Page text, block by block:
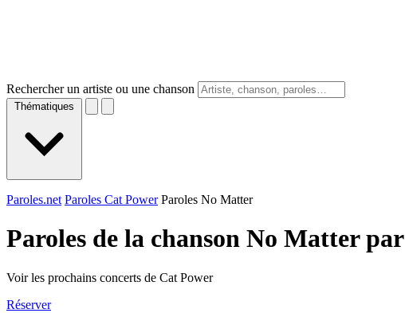
Rechercher un artiste ou une chanson
Thématiques
Paroles.net Paroles Cat Power Paroles No Matter
Paroles de la chanson No Matter par
Voir les prochains concerts de Cat Power
Réserver